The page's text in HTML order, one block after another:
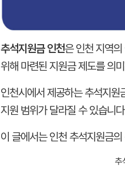
추석지원금 인천은 인천 지역
위해 마련된 지원금 제도를 의
인천시에서 제공하는 추석지원
지원 범위가 달라질 수 있습니
이 글에서는 인천 추석지원금
추